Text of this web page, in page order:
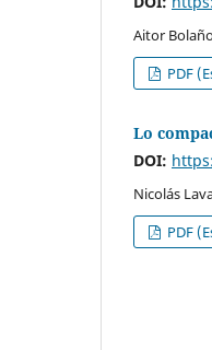
Aitor
PDF
Lo
DOI:
Nicolás
PDF